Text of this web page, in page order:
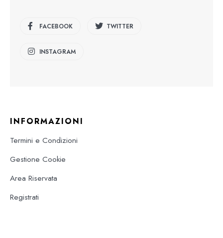
FACEBOOK TWITTER
INSTAGRAM
INFORMAZIONI
Termini e Condizioni
Gestione Cookie
Area Riservata
Registrati